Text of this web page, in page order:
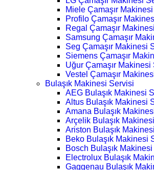
Miele Çamaşır
Profilo Çamaşır
Regal Çamaşır
Samsung Çamaşır
Seg Çamaşır Makinesi
Siemens Çamaşır
Uğur Çamaşır Makinesi
Vestel Çamaşır
Bulaşık Makinesi Servisi
AEG Bulaşık Makinesi
Altus Bulaşık Makinesi
Amana Bulaşık
Arçelik Bulaşık
Ariston Bulaşık
Beko Bulaşık Makinesi
Bosch Bulaşık
Electrolux Bulaşık
Gaggenau Bulaşık